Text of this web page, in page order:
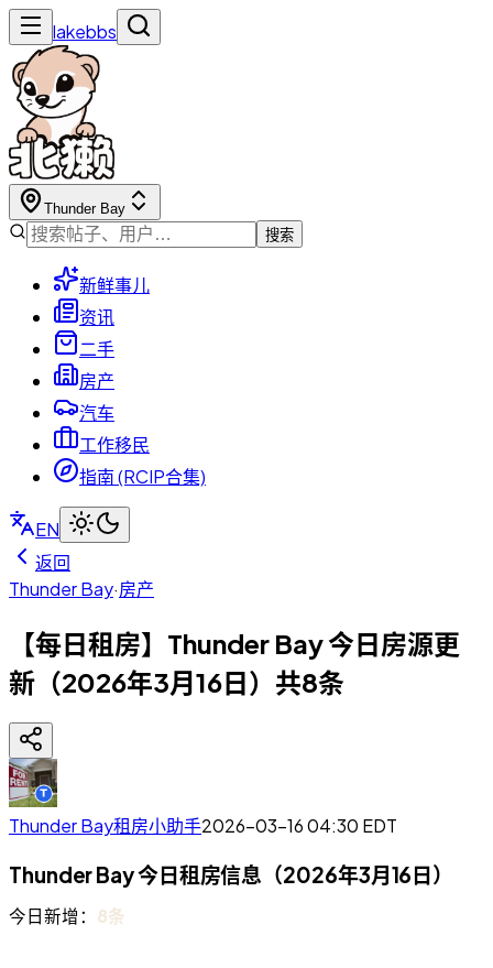
lakebbs
Thunder Bay
搜索
新鲜事儿
资讯
二手
房产
汽车
工作移民
指南 (RCIP合集)
EN
返回
Thunder Bay·房产
【每日租房】Thunder Bay 今日房源更
新（2026年3月16日）共8条
Thunder Bay租房小助手2026-03-16 04:30 EDT
Thunder Bay 今日租房信息（2026年3月16日）
今日新增： 8条